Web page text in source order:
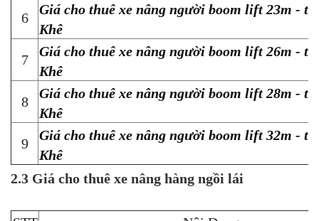
6
Giá cho thuê xe nâng người boom lift 23m -
Khê
7
Giá cho thuê xe nâng người boom lift 26m -
Khê
8
Giá cho thuê xe nâng người boom lift 28m -
Khê
9
Giá cho thuê xe nâng người boom lift 32m -
Khê
2.3 Giá cho thuê xe nâng hàng ngồi lái